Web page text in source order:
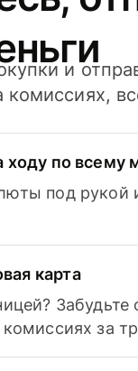
и
ходу по всему
под рукой
карта
за